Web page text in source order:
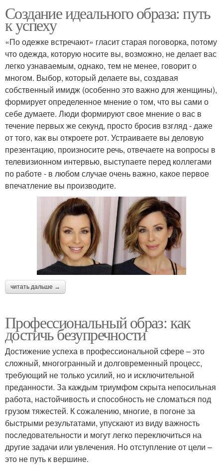
Создание идеального образа: путь
к успеху
«По одежке встречают» гласит старая поговорка, потому
что одежда, которую носите вы, возможно, не делает вас
легко узнаваемым, однако, тем не менее, говорит о
многом. Выбор, который делаете вы, создавая
собственный имидж (особенно это важно для женщины),
формирует определенное мнение о том, что вы сами о
себе думаете. Люди формируют свое мнение о вас в
течение первых же секунд, просто бросив взгляд - даже
от того, как вы откроете рот. Устраиваете вы деловую
презентацию, произносите речь, отвечаете на вопросы в
телевизионном интервью, выступаете перед коллегами
по работе - в любом случае очень важно, какое первое
впечатление вы производите.
читать дальше →
Профессиональный образ: как
достичь безупречности
Достижение успеха в профессиональной сфере – это
сложный, многогранный и долговременный процесс,
требующий не только усилий, но и исключительной
преданности. За каждым триумфом скрыта непосильная
работа, настойчивость и способность не сломаться под
грузом тяжестей. К сожалению, многие, в погоне за
быстрыми результатами, упускают из виду важность
последовательности и могут легко переключиться на
другие задачи или увлечения. Но отступление от цели –
это не путь к вершине.